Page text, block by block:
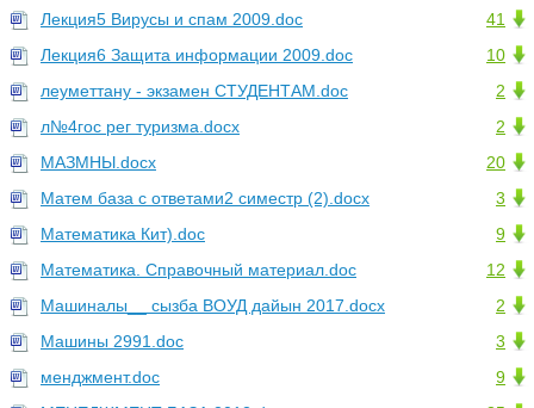
41
Лекция5 Вирусы и спам 2009.doc
10
Лекция6 Защита информации 2009.doc
2
леуметтану - экзамен СТУДЕНТАМ.doc
2
л№4гос рег туризма.docx
20
МАЗМНЫ.docx
3
Матем база с ответами2 симестр (2).docx
9
Математика Кит).doc
12
Математика. Справочный материал.doc
2
Машиналы__ сызба ВОУД дайын 2017.docx
3
Машины 2991.doc
9
менджмент.doc